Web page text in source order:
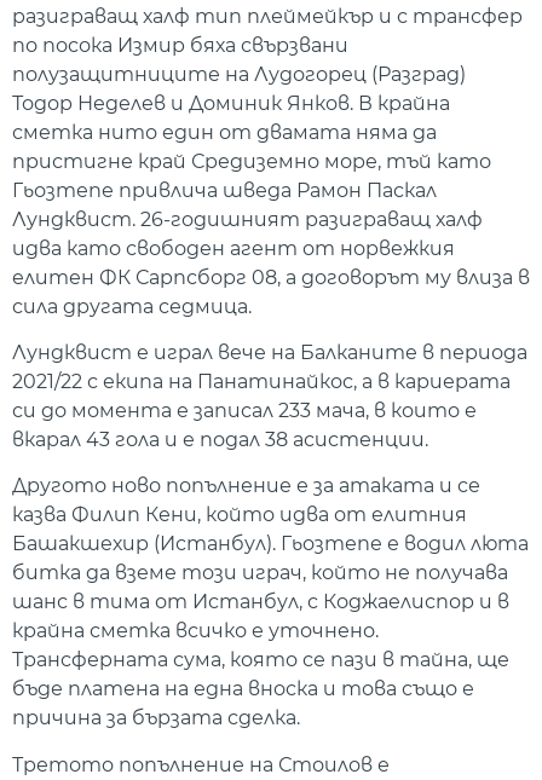
разиграващ халф тип плеймейкър и с трансфер
по посока Измир бяха свързвани
полузащитниците на Лудогорец (Разград)
Тодор Неделев и Доминик Янков. В крайна
сметка нито един от двамата няма да
пристигне край Средиземно море, тъй като
Гьозтепе привлича шведа Рамон Паскал
Лундквист. 26-годишният разиграващ халф
идва като свободен агент от норвежкия
елитен ФК Сарпсборг 08, а договорът му влиза в
сила другата седмица.
Лундквист е играл вече на Балканите в периода
2021/22 с екипа на Панатинайкос, а в кариерата
си до момента е записал 233 мача, в които е
вкарал 43 гола и е подал 38 асистенции.
Другото ново попълнение е за атаката и се
казва Филип Кени, който идва от елитния
Башакшехир (Истанбул). Гьозтепе е водил люта
битка да вземе този играч, който не получава
шанс в тима от Истанбул, с Коджаелиспор и в
крайна сметка всичко е уточнено.
Трансферната сума, която се пази в тайна, ще
бъде платена на една вноска и това също е
причина за бързата сделка.
Третото попълнение на Стоилов е